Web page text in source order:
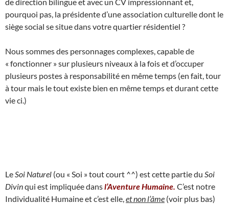
pourquoi pas, la présidente d’une association culturelle dont le
siège social se situe dans votre quartier résidentiel ?
Nous sommes des personnages complexes, capable de
« fonctionner » sur plusieurs niveaux à la fois et d’occuper
plusieurs postes à responsabilité en même temps (en fait, tour
à tour mais le tout existe bien en même temps et durant cette
vie ci.)
Le Soi Naturel (ou « Soi » tout court ^^) est cette partie du Soi
Divinqui est impliquée dansl’Aventure Humaine. C’est notre
Individualité Humaine et c’est elle, et non l’âme (voir plus bas)